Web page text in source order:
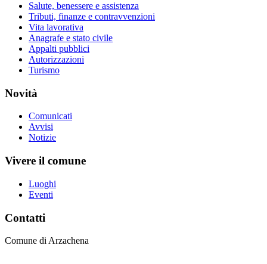
Salute, benessere e assistenza
Tributi, finanze e contravvenzioni
Vita lavorativa
Anagrafe e stato civile
Appalti pubblici
Autorizzazioni
Turismo
Novità
Comunicati
Avvisi
Notizie
Vivere il comune
Luoghi
Eventi
Contatti
Comune di Arzachena